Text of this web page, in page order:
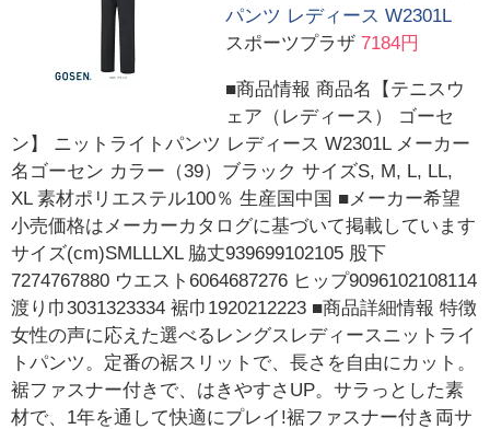
パンツ レディース W2301L
スポーツプラザ 7184円
■商品情報 商品名【テニスウ
ェア（レディース） ゴーセ
ン】 ニットライトパンツ レディース W2301L メーカー
名ゴーセン カラー（39）ブラック サイズS, M, L, LL,
XL 素材ポリエステル100％ 生産国中国 ■メーカー希望
小売価格はメーカーカタログに基づいて掲載しています
サイズ(cm)SMLLLXL 脇丈939699102105 股下
7274767880 ウエスト6064687276 ヒップ9096102108114
渡り巾3031323334 裾巾1920212223 ■商品詳細情報 特徴
女性の声に応えた選べるレングスレディースニットライ
トパンツ。定番の裾スリットで、長さを自由にカット。
裾ファスナー付きで、はきやすさUP。サラっとした素
材で、1年を通して快適にプレイ!裾ファスナー付き両サ